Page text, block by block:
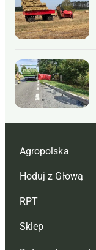
Agropolska
Redakcja
Reklama
Tagi
Hoduj z Głową
Hoduj z głową bydło
Hoduj z głową świnie
RPT
Redakcja
Sklep